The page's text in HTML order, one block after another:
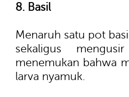
8. Basil
Menaruh satu pot
sekaligus
menemukan bahwa
larva nyamuk.